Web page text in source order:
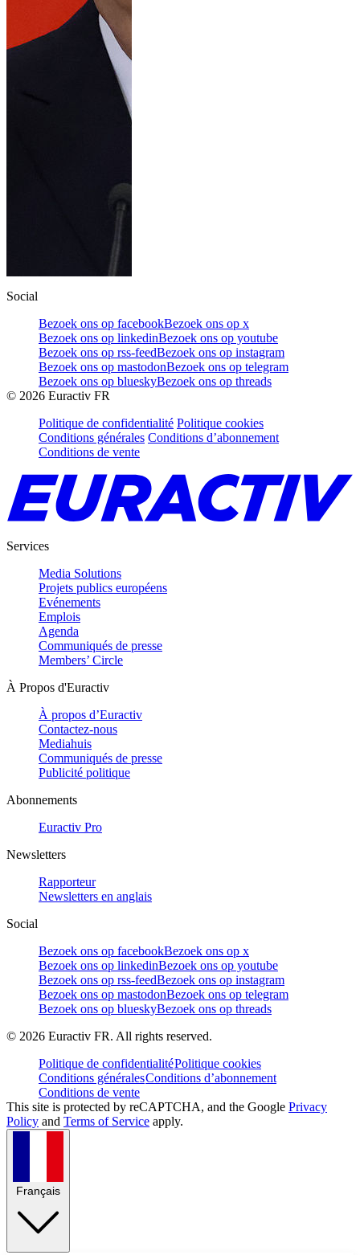
Social
Bezoek ons op facebookBezoek ons op x
Bezoek ons op linkedinBezoek ons op youtube
Bezoek ons op rss-feedBezoek ons op instagram
Bezoek ons op mastodonBezoek ons op telegram
Bezoek ons op blueskyBezoek ons op threads
© 2026 Euractiv FR
Politique de confidentialité Politique cookies
Conditions générales Conditions d’abonnement
Conditions de vente
Services
Media Solutions
Projets publics européens
Evénements
Emplois
Agenda
Communiqués de presse
Members’ Circle
À Propos d'Euractiv
À propos d’Euractiv
Contactez-nous
Mediahuis
Communiqués de presse
Publicité politique
Abonnements
Euractiv Pro
Newsletters
Rapporteur
Newsletters en anglais
Social
Bezoek ons op facebookBezoek ons op x
Bezoek ons op linkedinBezoek ons op youtube
Bezoek ons op rss-feedBezoek ons op instagram
Bezoek ons op mastodonBezoek ons op telegram
Bezoek ons op blueskyBezoek ons op threads
© 2026 Euractiv FR. All rights reserved.
Politique de confidentialitéPolitique cookies
Conditions généralesConditions d’abonnement
Conditions de vente
This site is protected by reCAPTCHA, and the Google Privacy
Policy and Terms of Service apply.
Français